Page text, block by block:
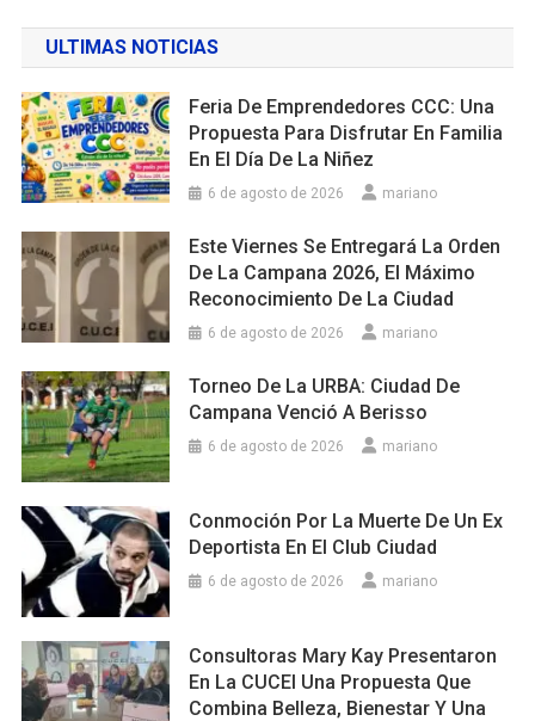
ULTIMAS NOTICIAS
Feria De Emprendedores CCC: Una
Propuesta Para Disfrutar En Familia
En El Día De La Niñez
6 de agosto de 2026 mariano
Este Viernes Se Entregará La Orden
De La Campana 2026, El Máximo
Reconocimiento De La Ciudad
6 de agosto de 2026 mariano
Torneo De La URBA: Ciudad De
Campana Venció A Berisso
6 de agosto de 2026 mariano
Conmoción Por La Muerte De Un Ex
Deportista En El Club Ciudad
6 de agosto de 2026 mariano
Consultoras Mary Kay Presentaron
En La CUCEI Una Propuesta Que
Combina Belleza, Bienestar Y Una